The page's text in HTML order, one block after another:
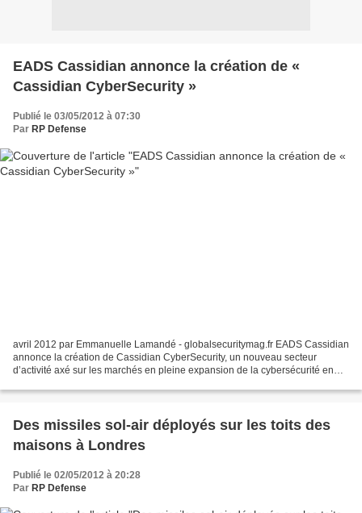
EADS Cassidian annonce la création de «
Cassidian CyberSecurity »
Publié le 03/05/2012 à 07:30
Par RP Defense
avril 2012 par Emmanuelle Lamandé - globalsecuritymag.fr EADS Cassidian
annonce la création de Cassidian CyberSecurity, un nouveau secteur
d’activité axé sur les marchés en pleine expansion de la cybersécurité en
Des missiles sol-air déployés sur les toits des
maisons à Londres
Publié le 02/05/2012 à 20:28
Par RP Defense